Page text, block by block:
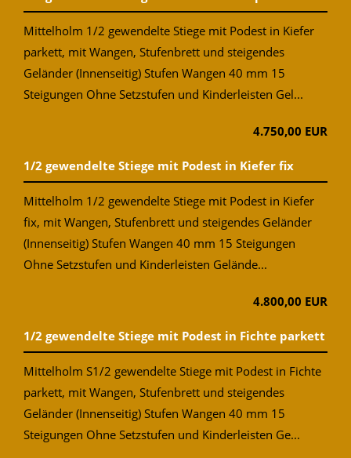
Mittelholm 1/2 gewendelte Stiege mit Podest in Kiefer
parkett, mit Wangen, Stufenbrett und steigendes
Geländer (Innenseitig) Stufen Wangen 40 mm 15
Steigungen Ohne Setzstufen und Kinderleisten Gel...
4.750,00 EUR
1/2 gewendelte Stiege mit Podest in Kiefer fix
Mittelholm 1/2 gewendelte Stiege mit Podest in Kiefer
fix, mit Wangen, Stufenbrett und steigendes Geländer
(Innenseitig) Stufen Wangen 40 mm 15 Steigungen
Ohne Setzstufen und Kinderleisten Gelände...
4.800,00 EUR
1/2 gewendelte Stiege mit Podest in Fichte parkett
Mittelholm S1/2 gewendelte Stiege mit Podest in Fichte
parkett, mit Wangen, Stufenbrett und steigendes
Geländer (Innenseitig) Stufen Wangen 40 mm 15
Steigungen Ohne Setzstufen und Kinderleisten Ge...